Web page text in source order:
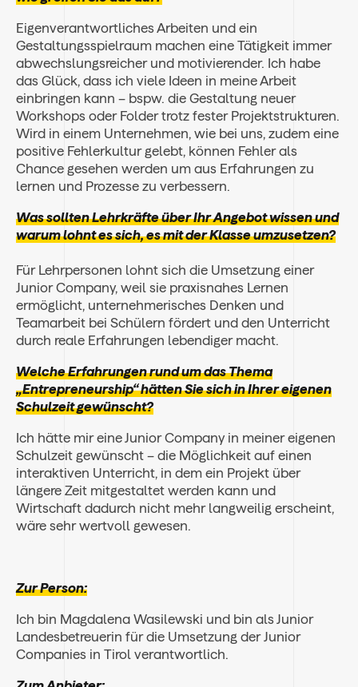
Eigenverantwortliches Arbeiten und ein
Gestaltungsspielraum machen eine Tätigkeit immer
abwechslungsreicher und motivierender. Ich habe
das Glück, dass ich viele Ideen in meine Arbeit
einbringen kann – bspw. die Gestaltung neuer
Workshops oder Folder trotz fester Projektstrukturen.
Wird in einem Unternehmen, wie bei uns, zudem eine
positive Fehlerkultur gelebt, können Fehler als
Chance gesehen werden um aus Erfahrungen zu
lernen und Prozesse zu verbessern.
Was sollten Lehrkräfte über Ihr Angebot wissen und
warum lohnt es sich, es mit der Klasse umzusetzen?
Für Lehrpersonen lohnt sich die Umsetzung einer
Junior Company, weil sie praxisnahes Lernen
ermöglicht, unternehmerisches Denken und
Teamarbeit bei Schülern fördert und den Unterricht
durch reale Erfahrungen lebendiger macht.
Welche Erfahrungen rund um das Thema
„Entrepreneurship“ hätten Sie sich in Ihrer eigenen
Schulzeit gewünscht?
Ich hätte mir eine Junior Company in meiner eigenen
Schulzeit gewünscht – die Möglichkeit auf einen
interaktiven Unterricht, in dem ein Projekt über
längere Zeit mitgestaltet werden kann und
Wirtschaft dadurch nicht mehr langweilig erscheint,
wäre sehr wertvoll gewesen.
Zur Person:
Ich bin Magdalena Wasilewski und bin als Junior
Landesbetreuerin für die Umsetzung derJunior
Companies in Tirol verantwortlich.